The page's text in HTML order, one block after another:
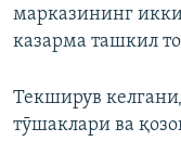
марказининг
казарма ташкил
Текширув
тӯшаклари ва